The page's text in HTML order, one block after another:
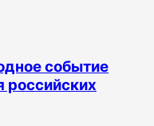
событие
российских